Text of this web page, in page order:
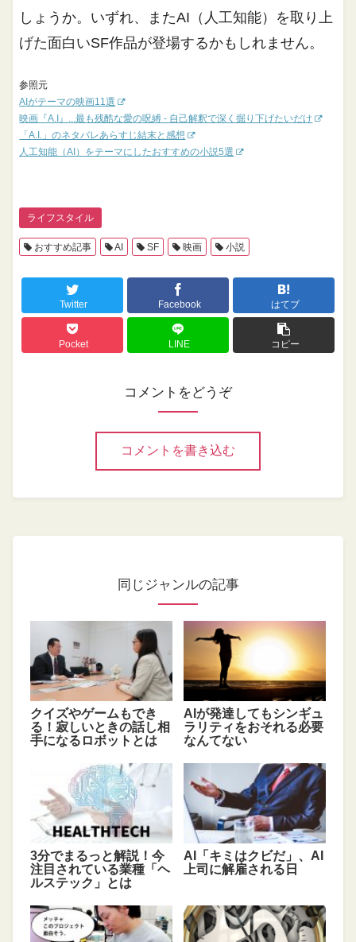
しょうか。いずれ、またAI（人工知能）を取り上
げた面白いSF作品が登場するかもしれません。
参照元
AIがテーマの映画11選
映画『A.I』...最も残酷な愛の呪縛 - 自己解釈で深く掘り下げたいだけ
「A.I.」のネタバレあらすじ結末と感想
人工知能（AI）をテーマにしたおすすめの小説5選
ライフスタイル
おすすめ記事 AI SF 映画 小説
Twitter Facebook はてブ
Pocket LINE コピー
コメントをどうぞ
コメントを書き込む
同じジャンルの記事
クイズやゲームもでき
る！寂しいときの話し相
手になるロボットとは
AIが発達してもシンギュ
ラリティをおそれる必要
なんてない
3分でまるっと解説！今
注目されている業種「ヘ
ルステック」とは
AI「キミはクビだ」、AI
上司に解雇される日